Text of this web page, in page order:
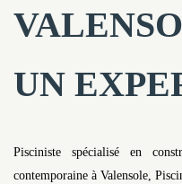
UN
Pisciniste spécialisé en
contemporaine à Valensole,
NOS AGENCES
CONTACTEZ-